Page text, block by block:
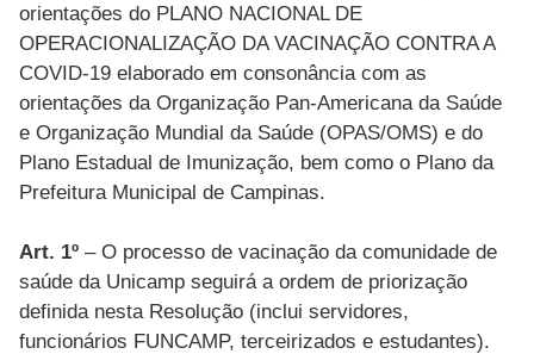
orientações do PLANO NACIONAL DE
OPERACIONALIZAÇÃO DA VACINAÇÃO CONTRA A
COVID-19 elaborado em consonância com as
orientações da Organização Pan-Americana da Saúde
e Organização Mundial da Saúde (OPAS/OMS) e do
Plano Estadual de Imunização, bem como o Plano da
Prefeitura Municipal de Campinas.
Art. 1º – O processo de vacinação da comunidade de
saúde da Unicamp seguirá a ordem de priorização
definida nesta Resolução (inclui servidores,
funcionários FUNCAMP, terceirizados e estudantes).